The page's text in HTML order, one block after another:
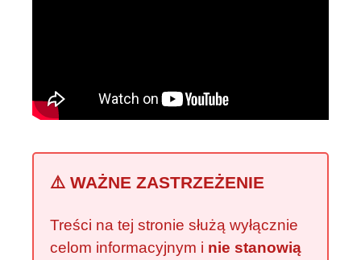
⚠️ WAŻNE ZASTRZEŻENIE
Treści na tej stronie służą wyłącznie
celom informacyjnym i nie stanowią